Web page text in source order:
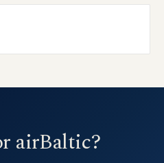
airBaltic?